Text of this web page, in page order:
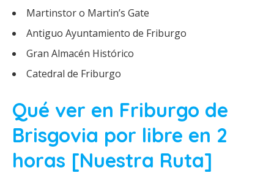
Martinstor o Martin’s Gate
Antiguo Ayuntamiento de Friburgo
Gran Almacén Histórico
Catedral de Friburgo
Qué ver en Friburgo de
Brisgovia por libre en 2
horas [Nuestra Ruta]